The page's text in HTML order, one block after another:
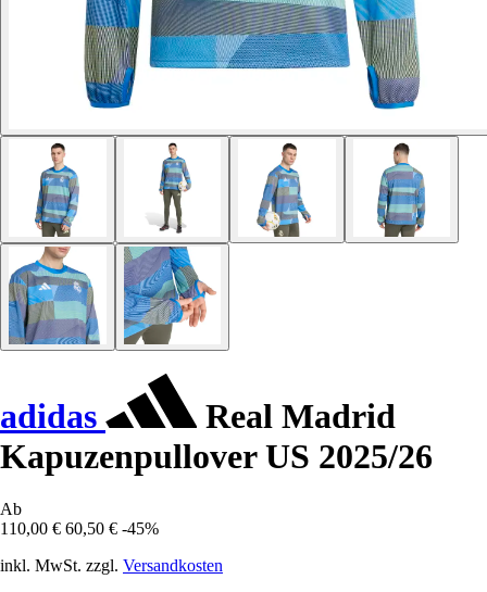
adidas
Real Madrid
Kapuzenpullover US 2025/26
Ab
110,00 € 60,50 € -45%
inkl. MwSt. zzgl. Versandkosten